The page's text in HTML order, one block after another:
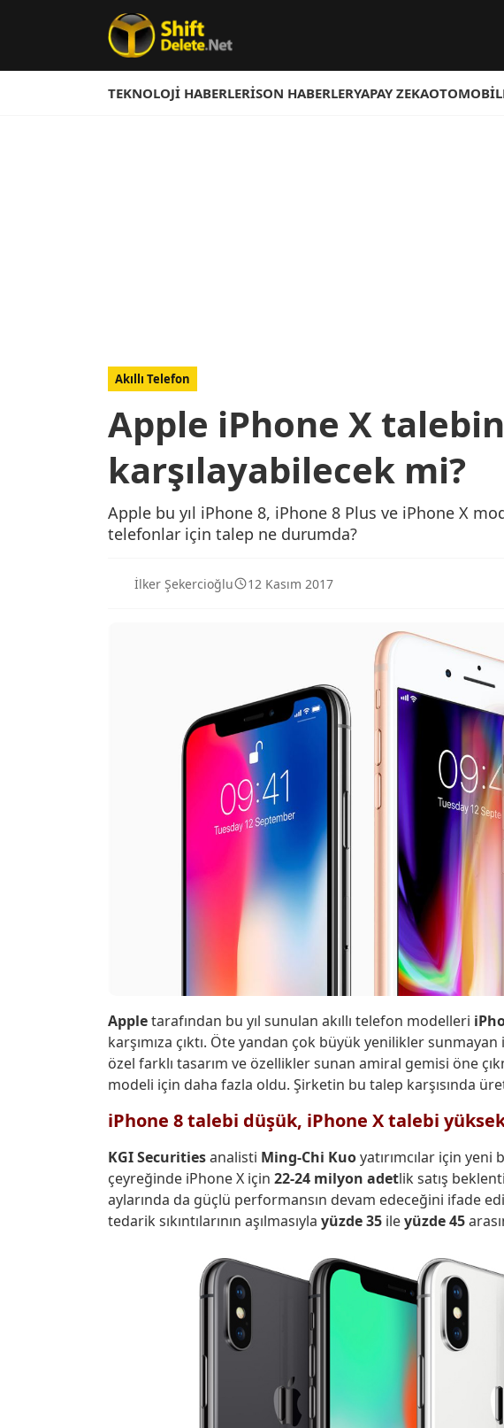
TEKNOLOJI HABERLERISON HABERLERYAPAY ZEKAOTOMOBIL
Akıllı Telefon
Apple iPhone X
karşılayabilecek mi?
Apple bu yıl iPhone 8, iPhone 8 Plus ve iPhone X
telefonlar için talep ne durumda?
İlker Şekercioğlu 12 Kasım 2017
Appletarafından bu yıl sunulan akıllı telefon modelleri
karşımıza çıktı. Öte yandan çok büyük yenilikler
özel farklı tasarım ve özellikler sunan amiral gemisi öne
modeli için daha fazla oldu. Şirketin bu talep karşısında
iPhone 8 talebi düşük, iPhone X talebi
KGI Securitiesanalisti Ming-Chi Kuoyatırımcılar için yeni
çeyreğinde iPhone X için 22-24 milyon adetlik satış
aylarında da güçlü performansın devam edeceğini ifade
tedarik sıkıntılarının aşılmasıyla yüzde 35 ileyüzde 45